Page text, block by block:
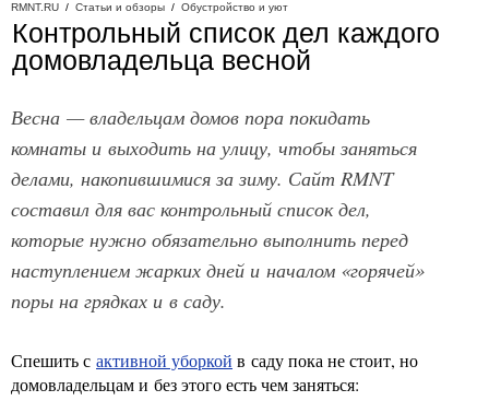
RMNT.RU / Статьи и обзоры / Обустройство и уют
Контрольный список дел каждого
домовладельца весной
Весна — владельцам домов пора покидать
комнаты и выходить на улицу, чтобы заняться
делами, накопившимися за зиму. Сайт RMNT
составил для вас контрольный список дел,
которые нужно обязательно выполнить перед
наступлением жарких дней и началом «горячей»
поры на грядках и в саду.
Спешить с активной уборкой в саду пока не стоит, но
домовладельцам и без этого есть чем заняться: